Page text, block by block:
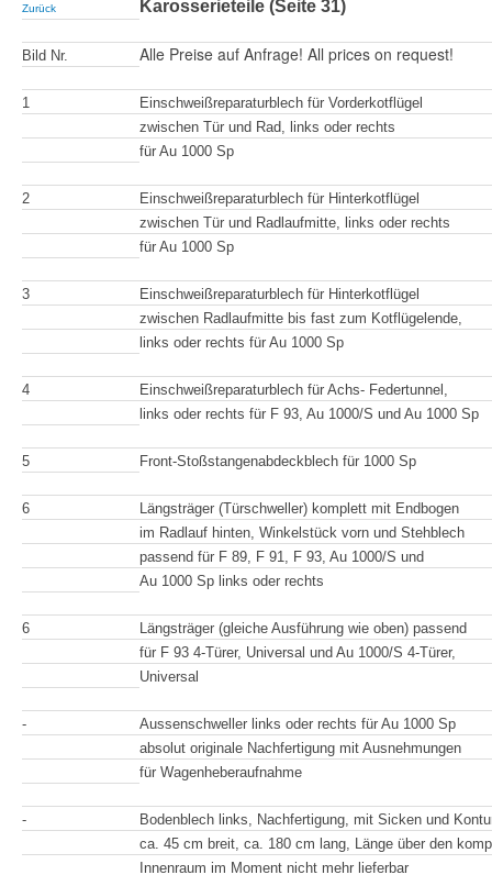
Zurück Karosserieteile (Seite 31)
Bild Nr. Alle Preise auf Anfrage! All prices on request!
1
Einschweißreparaturblech für Vorderkotflügel
zwischen Tür und Rad, links oder rechts
für Au 1000 Sp
2
Einschweißreparaturblech für Hinterkotflügel
zwischen Tür und Radlaufmitte, links oder rechts
für Au 1000 Sp
3
Einschweißreparaturblech für Hinterkotflügel
zwischen Radlaufmitte bis fast zum Kotflügelende,
links oder rechts für Au 1000 Sp
4
Einschweißreparaturblech für Achs- Federtunnel,
links oder rechts für F 93, Au 1000/S und Au 1000 Sp
5 Front-Stoßstangenabdeckblech für 1000 Sp
6
Längsträger (Türschweller) komplett mit Endbogen
im Radlauf hinten, Winkelstück vorn und Stehblech
passend für F 89, F 91, F 93, Au 1000/S und
Au 1000 Sp links oder rechts
6
Längsträger (gleiche Ausführung wie oben) passend
für F 93 4-Türer, Universal und Au 1000/S 4-Türer,
Universal
-
Aussenschweller links oder rechts für Au 1000 Sp
absolut originale Nachfertigung mit Ausnehmungen
für Wagenheberaufnahme
-
Bodenblech links, Nachfertigung, mit Sicken und
ca. 45 cm breit, ca. 180 cm lang, Länge über den
Innenraum im Moment nicht mehr lieferbar